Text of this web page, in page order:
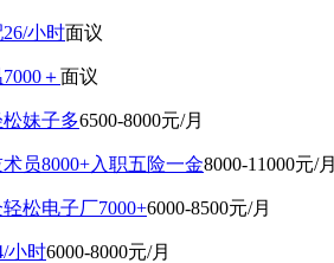
小时面议
＋面议
妹子多6500-8000元/月
员8000+入职五险一金8000-11000元/月
松电子厂7000+6000-8500元/月
小时6000-8000元/月